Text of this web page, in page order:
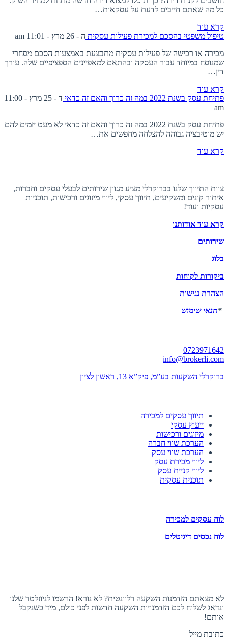
כל מה שאתם חייבים לדעת על עסקאות…
קרא עוד
טיפול משפטי בהסכם למכירת פעילות עסקית ה - 26 מרץ - 11:01 am
מכירה או רכישה של פעילות עסקית מתבצעת באמצעות הסכם מסחרי
שמנוסח במיוחד עבור העסקה ובהתאם למאפיינים הספציפיים שלה. עורך
דין…
קרא עוד
פתיחת עסק בשנת 2022 במה זה כרוך והאם זה כדאי
ד - 25 מרץ - 11:00
am
פתיחת עסק בשנת 2022 במה זה כרוך והאם זה כדאי לא מעט יזמים להם
יש מוטיבציה גבוהה להצלחה מחפשים את…
קרא עוד
צוות התיווך שלנו בברוקרלי מציע מגוון שירותים לבעלי עסקים וחברות,
איתור קונים ומשקיעים, תיווך עסקי, ליווי מיזוגים ורכישות, תוכניות
עסקיות ועוד!
קרא עוד אודותנו
שירותים
בלוג
ביקורות לקוחות
הצהרת נגישות
*תנאי שימוש
0723971642
info@brokerli.com
ברוקרלי השקעות בע”מ, פיק”א 13, ראשון לציון
תיווך עסקים למכירה
ייעוץ עסקי
מיזוגים ורכישות
הערכת שווי חברה
הערכת שווי עסק
ליווי מכירת עסק
ליווי קניית עסק
תוכנית עסקית
לוח עסקים למכירה
לוח נכסים דיגיטלים
לא מצאתם הזדמנות השקעה רלוונטית? לא נורא! הרשמו לניוזלטר שלנו
ונדאג לשלוח לכם הזדמנויות השקעה חדשות לפני כולם, מיד כשנקבל
אותם!
כתובת מייל